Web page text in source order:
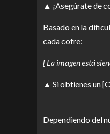
▲ ¡Asegúrate de
Basado en la
cada cofre:
[ La imagen está
▲ Si obtienes un
Dependiendo del